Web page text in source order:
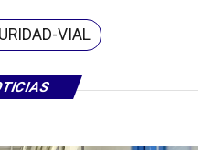
VIAL